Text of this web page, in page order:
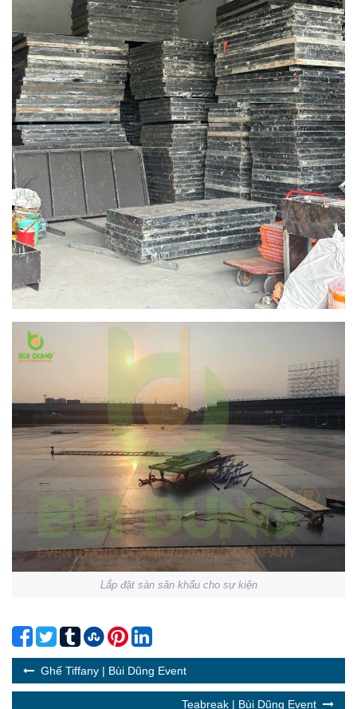
Lắp đặt sàn sân khấu cho sự kiện
Ghế Tiffany | Bùi Dũng Event
Teabreak | Bùi Dũng Event